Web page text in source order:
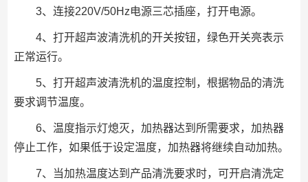
3、连接220V/50Hz电源三芯插座，打开电源。
4、打开超声波清洗机的开关按钮，绿色开关亮表示
正常运行。
5、打开超声波清洗机的温度控制，根据物品的清洗
要求调节温度。
6、温度指示灯熄灭，加热器达到所需要求，加热器
停止工作，如果低于设定温度，加热器将继续自动加热。
7、当加热温度达到产品清洗要求时，可开启清洗定